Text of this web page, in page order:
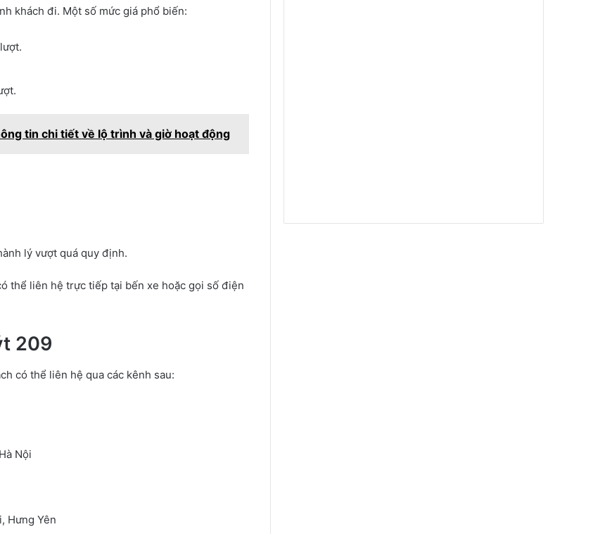
khách đi. Một số mức giá phổ biến:
tin chi tiết về lộ trình và giờ hoạt động
lý vượt quá quy định.
thể liên hệ trực tiếp tại bến xe hoặc gọi số điện
209
có thể liên hệ qua các kênh sau:
Nội
Hưng Yên